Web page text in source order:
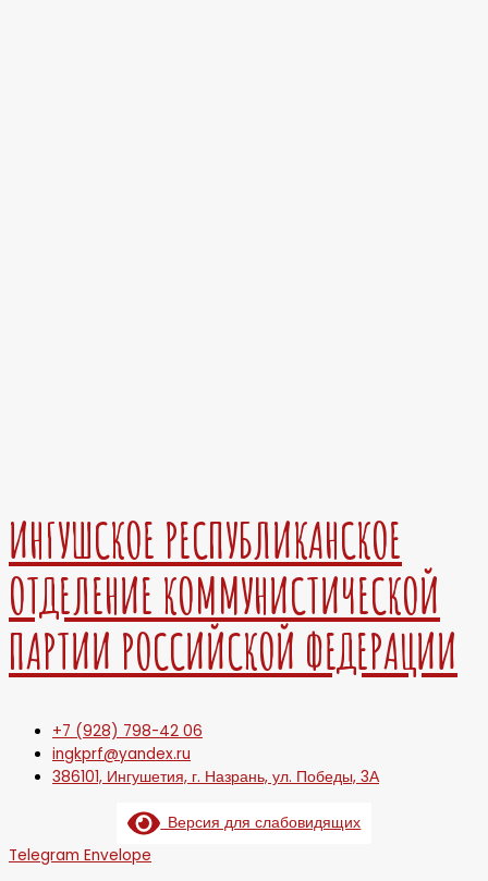
ИНГУШСКОЕ РЕСПУБЛИКАНСКОЕ
ОТДЕЛЕНИЕ КОММУНИСТИЧЕСКОЙ
ПАРТИИ РОССИЙСКОЙ ФЕДЕРАЦИИ
+7 (928) 798-42 06
ingkprf@yandex.ru
386101, Ингушетия, г. Назрань, ул. Победы, 3А
Версия для слабовидящих
Telegram Envelope